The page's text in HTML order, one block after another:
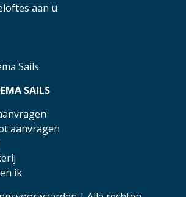
aan u
Sails
SAILS
aanvragen
ik